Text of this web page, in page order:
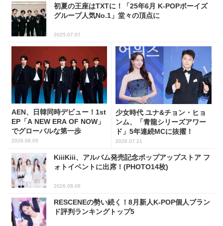
初夏の王座はTXTに！「25年6月 K-POPボーイズ
グループ人気No.1」堂々の頂点に
2025.07.07
AEN、日韓同時デビュー！1st
EP「A NEW ERA OF NOW」
でグローバルな第一歩
2026.08.05
少女時代 ユナ&チョン・ヒョ
ンム、「青龍シリーズアワー
ド」5年連続MCに抜擢！
2026.07.21
KiiiKiii、アルバム発売記念ポップアップストア フ
ォトイベントに出席！(PHOTO14枚)
2026.08.06
RESCENEの勢い続く！8月新人K-POP個人ブラン
ド評判ランキングトップ5